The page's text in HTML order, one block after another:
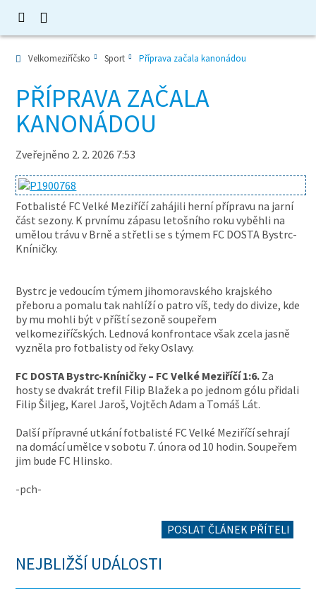
Velkomeziříčsko Sport Příprava začala kanonádou
PŘÍPRAVA ZAČALA
KANONÁDOU
Zveřejněno 2. 2. 2026 7:53
Fotbalisté FC Velké Meziříčí zahájili herní přípravu na jarní
část sezony. K prvnímu zápasu letošního roku vyběhli na
umělou trávu v Brně a střetli se s týmem FC DOSTA Bystrc-
Kníničky.
Bystrc je vedoucím týmem jihomoravského krajského
přeboru a pomalu tak nahlíží o patro víš, tedy do divize, kde
by mu mohli být v příští sezoně soupeřem
velkomeziříčských. Lednová konfrontace však zcela jasně
vyzněla pro fotbalisty od řeky Oslavy.
FC DOSTA Bystrc-Kníničky – FC Velké Meziříčí 1:6. Za
hosty se dvakrát trefil Filip Blažek a po jednom gólu přidali
Filip Šiljeg, Karel Jaroš, Vojtěch Adam a Tomáš Lát.
Další přípravné utkání fotbalisté FC Velké Meziříčí sehrají
na domácí umělce v sobotu 7. února od 10 hodin. Soupeřem
jim bude FC Hlinsko.
-pch-
POSLAT ČLÁNEK PŘÍTELI
NEJBLIŽŠÍ UDÁLOSTI